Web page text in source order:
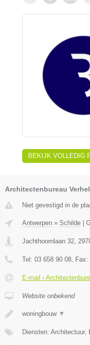
BEKIJK VOLLEDIG
Architectenbureau
Niet gevestigd in de
Antwerpen » Schilde
Jachthoornlaan 32
Tel: 03 658 90 08 , Fax:
E-mail ›
Website onbekend
woningbouw ▼
Diensten: Architectuur,